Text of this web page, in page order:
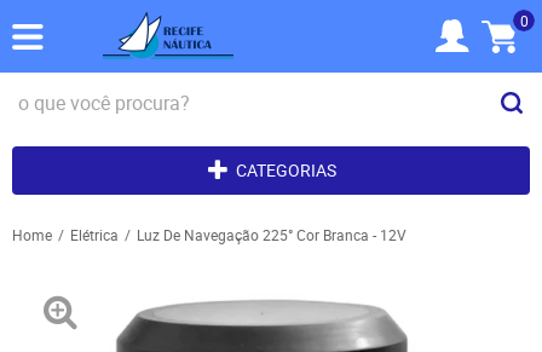
0
CATEGORIAS
Home Elétrica Luz De Navegação 225° Cor Branca - 12V